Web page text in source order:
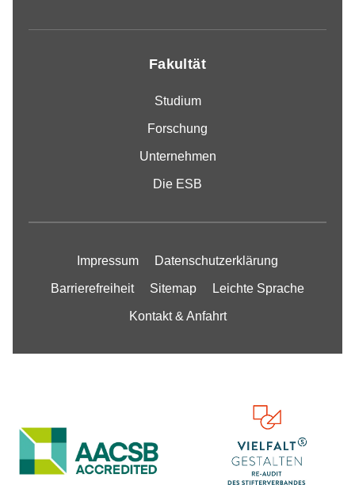
Fakultät
Studium
Forschung
Unternehmen
Die ESB
Impressum Datenschutzerklärung
Barrierefreiheit Sitemap Leichte Sprache
Kontakt & Anfahrt